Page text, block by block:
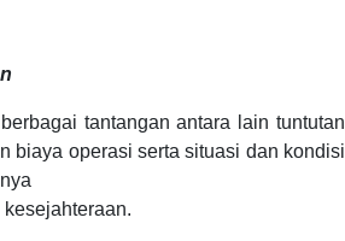
tantangan antara lain tuntutan
biaya operasi serta situasi dan kondisi